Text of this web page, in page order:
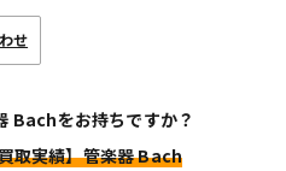
せ
Bachをお持ちですか？
取実績】管楽器 Bach